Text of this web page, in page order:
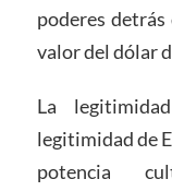
poderes
valor del dólar
La
legitimidad de
potencia